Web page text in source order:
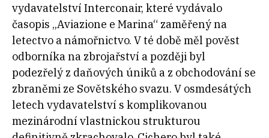
vydavatelství Interconair, které vydávalo
časopis „Aviazione e Marina“ zaměřený na
letectvo a námořnictvo. V té době měl pověst
odborníka na zbrojařství a později byl
podezřelý z daňových úniků a z obchodování se
zbraněmi ze Sovětského svazu. V osmdesátých
letech vydavatelství s komplikovanou
mezinárodní vlastnickou strukturou